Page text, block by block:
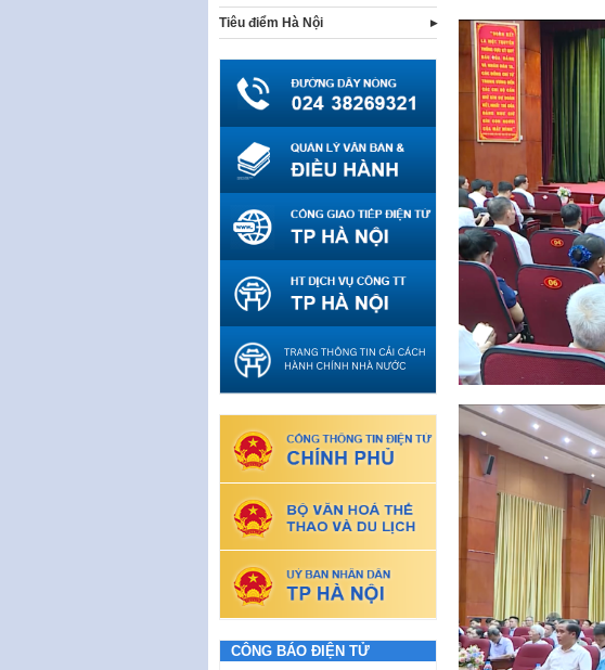
Tiêu điểm Hà Nội
CÔNG BÁO ĐIỆN TỬ